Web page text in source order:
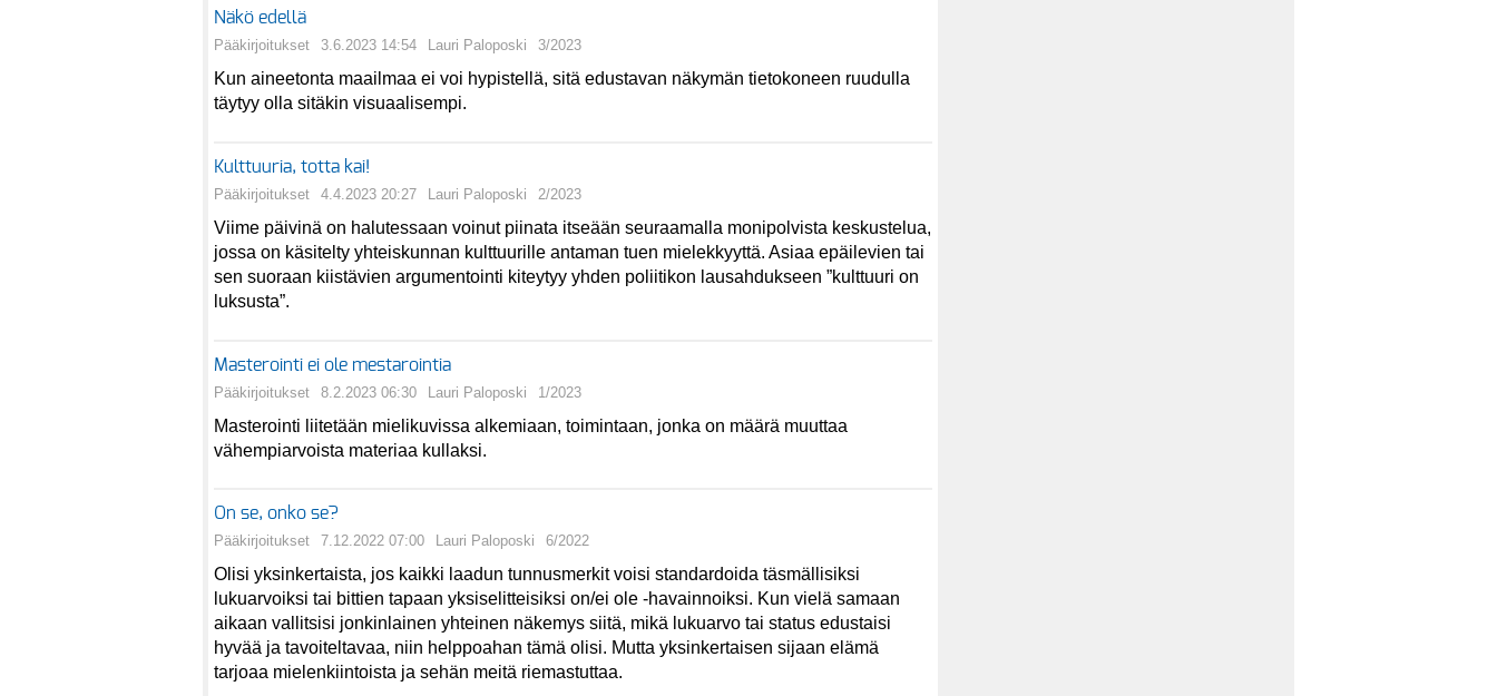
Näkö edellä
Pääkirjoitukset 3.6.2023 14:54 Lauri Paloposki 3/2023
Kun aineetonta maailmaa ei voi hypistellä, sitä edustavan näkymän tietokoneen ruudulla
täytyy olla sitäkin visuaalisempi.
Kulttuuria, totta kai!
Pääkirjoitukset 4.4.2023 20:27 Lauri Paloposki 2/2023
Viime päivinä on halutessaan voinut piinata itseään seuraamalla monipolvista keskustelua,
jossa on käsitelty yhteiskunnan kulttuurille antaman tuen mielekkyyttä. Asiaa epäilevien tai
sen suoraan kiistävien argumentointi kiteytyy yhden poliitikon lausahdukseen ”kulttuuri on
luksusta”.
Masterointi ei ole mestarointia
Pääkirjoitukset 8.2.2023 06:30 Lauri Paloposki 1/2023
Masterointi liitetään mielikuvissa alkemiaan, toimintaan, jonka on määrä muuttaa
vähempiarvoista materiaa kullaksi.
On se, onko se?
Pääkirjoitukset 7.12.2022 07:00 Lauri Paloposki 6/2022
Olisi yksinkertaista, jos kaikki laadun tunnusmerkit voisi standardoida täsmällisiksi
lukuarvoiksi tai bittien tapaan yksiselitteisiksi on/ei ole -havainnoiksi. Kun vielä samaan
aikaan vallitsisi jonkinlainen yhteinen näkemys siitä, mikä lukuarvo tai status edustaisi
hyvää ja tavoiteltavaa, niin helppoahan tämä olisi. Mutta yksinkertaisen sijaan elämä
tarjoaa mielenkiintoista ja sehän meitä riemastuttaa.